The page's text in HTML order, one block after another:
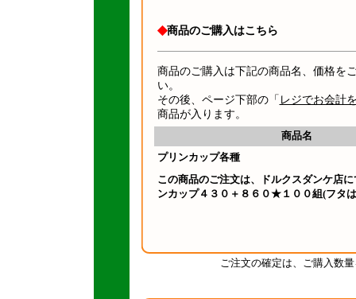
◆商品のご購入はこちら
商品のご購入は下記の商品名、価格を
い。
その後、ページ下部の「 レジでお会計
商品が入ります。
商品名
プリンカップ各種
この商品のご注文は、ドルクスダンケ店
ンカップ４３０＋８６０★１００組(フタ
ご注文の確定は、ご購入数